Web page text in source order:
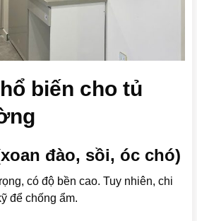
biến cho tủ
đào, sồi, óc chó)
có độ bền cao. Tuy nhiên, chi
để chống ẩm.